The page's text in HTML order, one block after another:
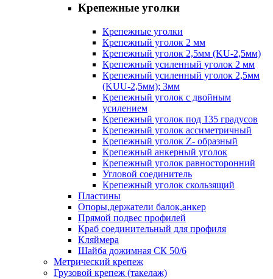
Крепежные уголки
Крепежные уголки
Крепежный уголок 2 мм
Крепежный уголок 2,5мм (KU-2,5мм)
Крепежный усиленный уголок 2 мм
Крепежный усиленный уголок 2,5мм
(KUU-2,5мм); 3мм
Крепежный уголок с двойным
усилением
Крепежный уголок под 135 градусов
Крепежный уголок ассиметричный
Крепежный уголок Z- образный
Крепежный анкерный уголок
Крепежный уголок равносторонний
Угловой соединитель
Крепежный уголок скользящий
Пластины
Опоры,держатели балок,анкер
Прямой подвес профилей
Краб соединительный для профиля
Кляймера
Шайба дожимная СК 50/6
Метрический крепеж
Грузовой крепеж (такелаж)